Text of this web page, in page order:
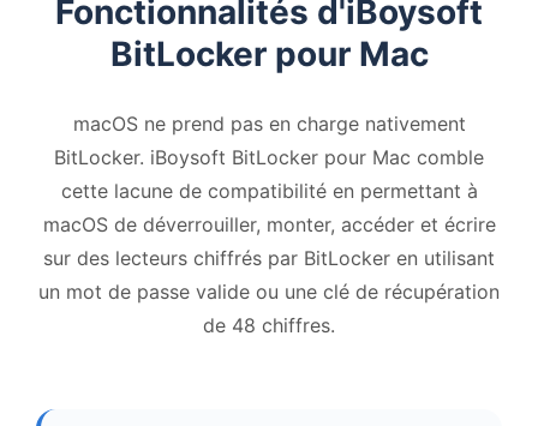
Fonctionnalités d'iBoysoft
BitLocker pour Mac
macOS ne prend pas en charge nativement
BitLocker. iBoysoft BitLocker pour Mac comble
cette lacune de compatibilité en permettant à
macOS de déverrouiller, monter, accéder et écrire
sur des lecteurs chiffrés par BitLocker en utilisant
un mot de passe valide ou une clé de récupération
de 48 chiffres.